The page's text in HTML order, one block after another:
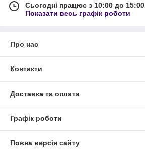
Сьогодні працює з 10:00 до 15:00
Показати весь графік роботи
Про нас
Контакти
Доставка та оплата
Графік роботи
Повна версія сайту